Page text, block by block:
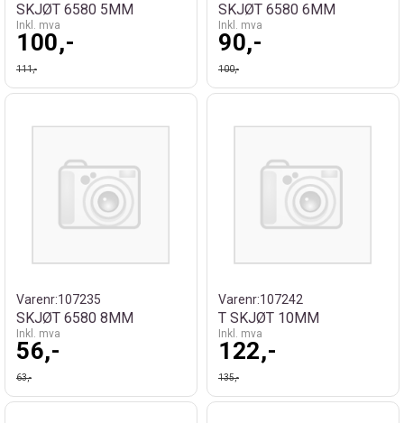
SKJØT 6580 5MM
Inkl. mva
100,-
111,-
SKJØT 6580 6MM
Inkl. mva
90,-
100,-
Varenr:107235
SKJØT 6580 8MM
Inkl. mva
56,-
63,-
Varenr:107242
T SKJØT 10MM
Inkl. mva
122,-
135,-